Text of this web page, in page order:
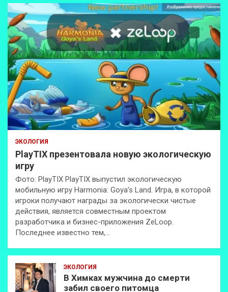
ЭКОЛОГИЯ
PlayTIX презентовала новую экологическую
игру
Фото: PlayTIX PlayTIX выпустил экологическую
мобильную игру Harmonia: Goya’s Land. Игра, в которой
игроки получают награды за экологически чистые
действия, является совместным проектом
разработчика и бизнес-приложения ZeLoop.
Последнее известно тем,…
ЭКОЛОГИЯ
В Химках мужчина до смерти
забил своего питомца